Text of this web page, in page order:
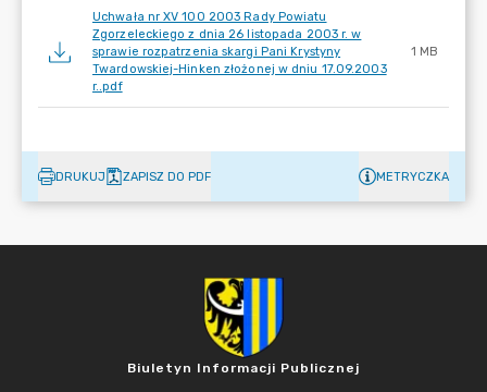
Uchwała nr XV 100 2003 Rady Powiatu
Zgorzeleckiego z dnia 26 listopada 2003 r. w
sprawie rozpatrzenia skargi Pani Krystyny
Twardowskiej-Hinken złożonej w dniu 17.09.2003
r..pdf
1 MB
DRUKUJ ZAPISZ DO PDF METRYCZKA
Biuletyn Informacji Publicznej